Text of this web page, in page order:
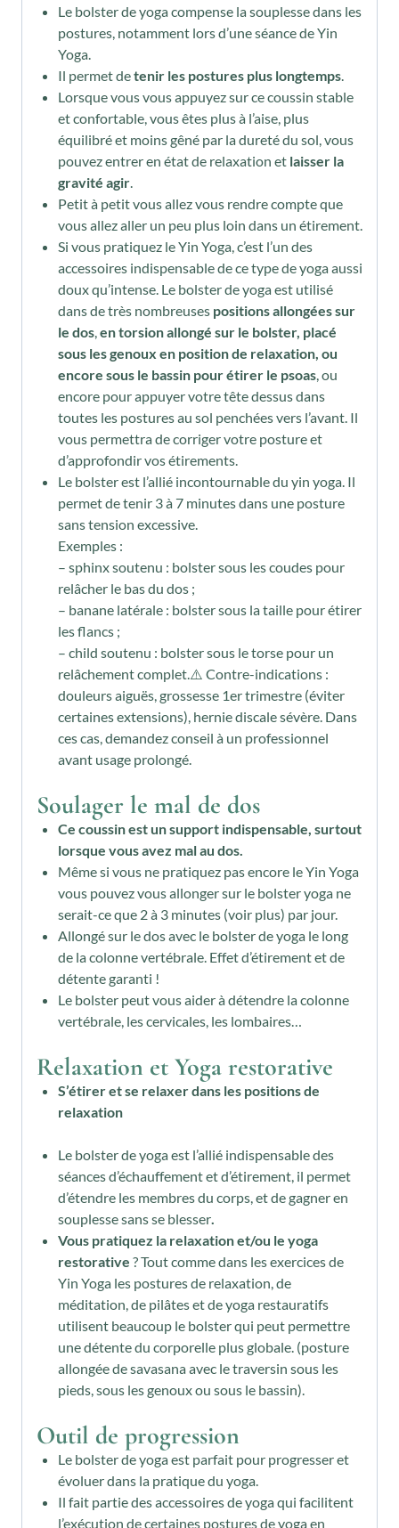
Le bolster de yoga compense la souplesse dans les
postures, notamment lors d’une séance de Yin
Yoga.
Il permet detenir les postures plus longtemps.
Lorsque vous vous appuyez sur ce coussin stable
et confortable, vous êtes plus à l’aise, plus
équilibré et moins gêné par la dureté du sol, vous
pouvez entrer en état de relaxation et laisser la
gravité agir.
Petit à petit vous allez vous rendre compte que
vous allez aller un peu plus loin dans un étirement.
Si vous pratiquez le Yin Yoga, c’est l’un des
accessoires indispensable de ce type de yoga aussi
doux qu’intense. Le bolster de yoga est utilisé
dans de très nombreuses positions allongées sur
le dos,en torsion allongé sur le bolster, placé
sous les genoux en position de relaxation, ou
encore sous le bassin pour étirer le psoas, ou
encore pour appuyer votre tête dessus dans
toutes les postures au sol penchées vers l’avant. Il
vous permettra de corriger votre posture et
d’approfondir vos étirements.
Le bolster est l’allié incontournable du yin yoga. Il
permet de tenir 3 à 7 minutes dans une posture
sans tension excessive.
Exemples :
– sphinx soutenu : bolster sous les coudes pour
relâcher le bas du dos ;
– banane latérale : bolster sous la taille pour étirer
les flancs ;
– child soutenu : bolster sous le torse pour un
relâchement complet.⚠️ Contre-indications :
douleurs aiguës, grossesse 1er trimestre (éviter
certaines extensions), hernie discale sévère. Dans
ces cas, demandez conseil à un professionnel
avant usage prolongé.
Soulager le mal de dos
Ce coussin est un support indispensable, surtout
lorsque vous avez mal au dos.
Même si vous ne pratiquez pas encore le Yin Yoga
vous pouvez vous allonger sur le bolster yoga ne
serait-ce que 2 à 3 minutes (voir plus) par jour.
Allongé sur le dos avec le bolster de yoga le long
de la colonne vertébrale. Effet d’étirement et de
détente garanti !
Le bolster peut vous aider à détendre la colonne
vertébrale, les cervicales, les lombaires…
Relaxation et Yoga restorative
S’étirer et se relaxer dans les positions de
relaxation
Le bolster de yoga est l’allié indispensable des
séances d’échauffement et d’étirement, il permet
d’étendre les membres du corps, et de gagner en
souplesse sans se blesser.
Vous pratiquez la relaxation et/ou le yoga
restorative ? Tout comme dans les exercices de
Yin Yoga les postures de relaxation, de
méditation, de pilâtes et de yoga restauratifs
utilisent beaucoup le bolster qui peut permettre
une détente du corporelle plus globale. (posture
allongée de savasana avec le traversin sous les
pieds, sous les genoux ou sous le bassin).
Outil de progression
Le bolster de yoga est parfait pour progresser et
évoluer dans la pratique du yoga.
Il fait partie des accessoires de yoga qui facilitent
l’exécution de certaines postures de yoga en